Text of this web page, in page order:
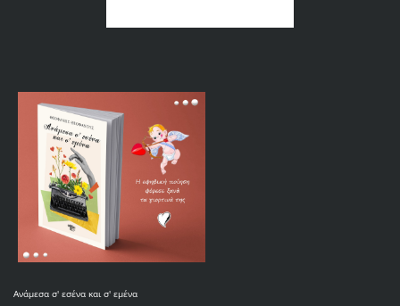
Ανάμεσα σ' εσένα και σ' εμένα